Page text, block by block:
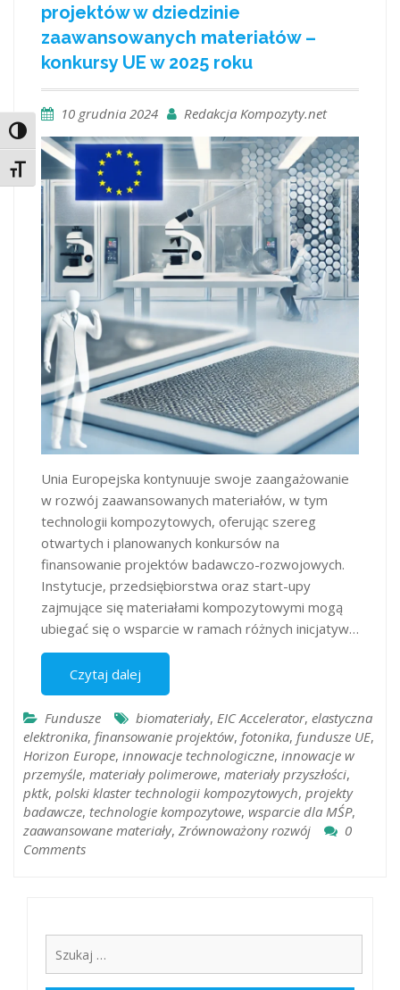
Toggle High Contrast
Toggle Font size
projektów w dziedzinie
zaawansowanych materiałów –
konkursy UE w 2025 roku
10 grudnia 2024 Redakcja Kompozyty.net
Unia Europejska kontynuuje swoje zaangażowanie
w rozwój zaawansowanych materiałów, w tym
technologii kompozytowych, oferując szereg
otwartych i planowanych konkursów na
finansowanie projektów badawczo-rozwojowych.
Instytucje, przedsiębiorstwa oraz start-upy
zajmujące się materiałami kompozytowymi mogą
ubiegać się o wsparcie w ramach różnych inicjatyw…
Czytaj dalej
Fundusze biomateriały, EIC Accelerator, elastyczna
elektronika, finansowanie projektów, fotonika, fundusze UE,
Horizon Europe, innowacje technologiczne, innowacje w
przemyśle, materiały polimerowe, materiały przyszłości,
pktk, polski klaster technologii kompozytowych, projekty
badawcze, technologie kompozytowe, wsparcie dla MŚP,
zaawansowane materiały, Zrównoważony rozwój
0
Comments